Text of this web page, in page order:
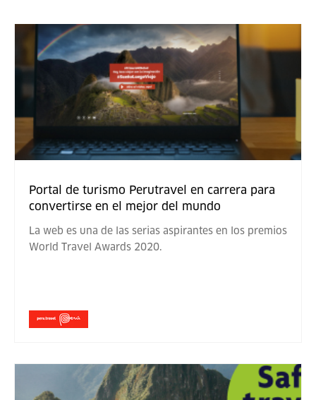
Portal de turismo Perutravel en carrera para
convertirse en el mejor del mundo
La web es una de las serias aspirantes en los premios
World Travel Awards 2020.